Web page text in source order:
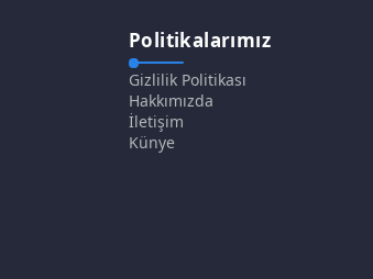
Politikalarımız
Gizlilik Politikası
Hakkımızda
İletişim
Künye